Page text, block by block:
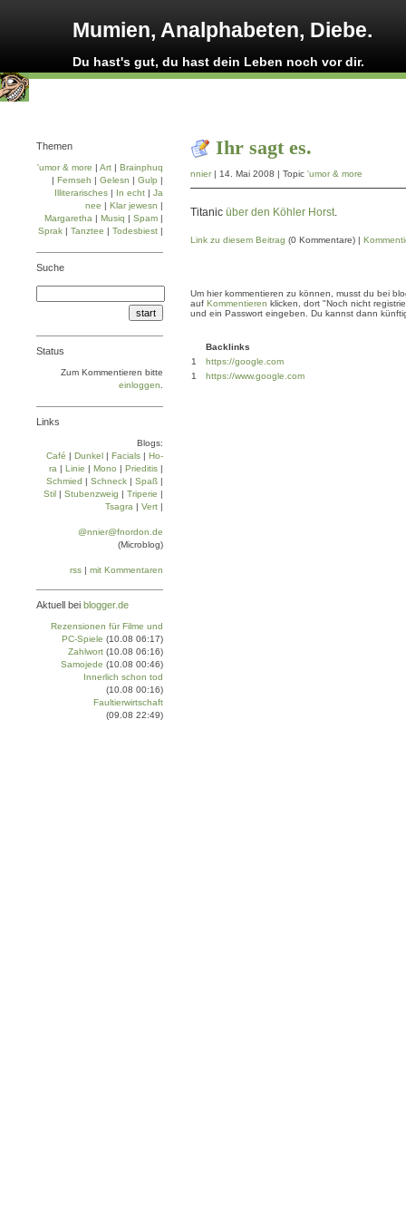
Mumien, Analphabeten, Diebe.
Du hast's gut, du hast dein Leben noch vor dir.
Ihr sagt es.
nnier| 14. Mai 2008 | Topic 'umor & more
Titanic über den Köhler Horst.
Link zu diesem Beitrag (0 Kommentare) |
Um hier kommentieren zu können, musst du bei
auf Kommentieren klicken, dort "Noch nicht
und ein Passwort eingeben. Du kannst dann
Backlinks
1
https://google.com
1
https://www.google.com
Themen
'umor & more | Art | Brainphuq
| Fernseh | Gelesn | Gulp |
Illiterarisches | In echt | Ja
nee | Klar jewesn |
Margaretha | Musiq | Spam |
Sprak | Tanztee | Todesbiest |
Suche
Status
Zum Kommentieren bitte
einloggen
Links
Blogs:
Café | Dun­kel | Facials | Ho­
ra | Linie | Mo­no | Prie­di­tis |
Schmied | Schneck | Spaß |
Stil | Stu­ben­zweig | Tri­pe­rie |
Tsa­gra | Vert |
@nnier@fnordon.de
(Microblog)
rss | mit Kommentaren
Aktuell bei blogger.de
Rezensionen für Filme und
PC-Spiele (10.08 06:17)
Zahlwort (10.08 06:16)
Samojede (10.08 00:46)
Innerlich schon tod
(10.08 00:16)
Faultierwirtschaft
(09.08 22:49)